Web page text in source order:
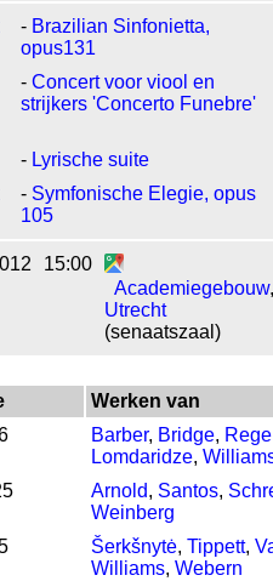
- Brazilian Sinfonietta,
opus131
- Concert voor viool en
strijkers 'Concerto Funebre'
- Lyrische suite
- Symfonische Elegie, opus
105
15:00
Academiegebouw,
Utrecht
(senaatszaal)
Werken van
Barber, Bridge,
Lomdaridze,
Arnold, Santos,
Weinberg
Šerkšnytė, Tippett,
Williams, Webern